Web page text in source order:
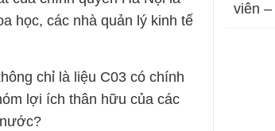
học, các nhà quản lý kinh tế
chỉ là liệu C03 có chính
lợi ích thân hữu của các
viên